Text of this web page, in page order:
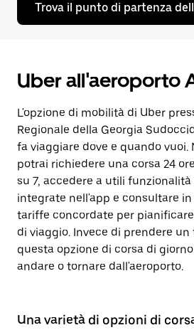
Trova il punto di partenza
Uber all'aeroporto
L'opzione di mobilità di Uber
Regionale della Georgia
fa viaggiare dove e quando vuoi.
potrai richiedere una corsa 24
su 7, accedere a utili
integrate nell'app e consultare
tariffe concordate per
di viaggio. Invece di prendere un
questa opzione di corsa di
andare o tornare dall'aeroporto.
Una varietà di opzioni di